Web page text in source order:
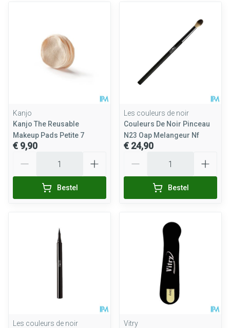
Kanjo
Kanjo The Reusable
Makeup Pads Petite 7
€ 9,90
Bestel
Les couleurs de noir
Couleurs De Noir Pinceau
N23 Oap Melangeur Nf
€ 24,90
Bestel
Les couleurs de noir
Vitry